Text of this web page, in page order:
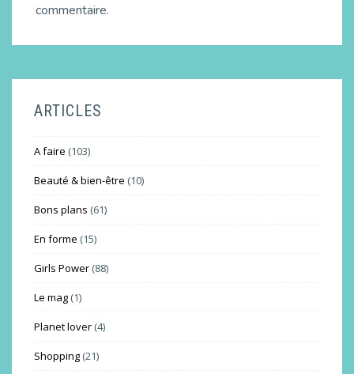
commentaire.
ARTICLES
A faire (103)
Beauté & bien-être (10)
Bons plans (61)
En forme (15)
Girls Power (88)
Le mag (1)
Planet lover (4)
Shopping (21)